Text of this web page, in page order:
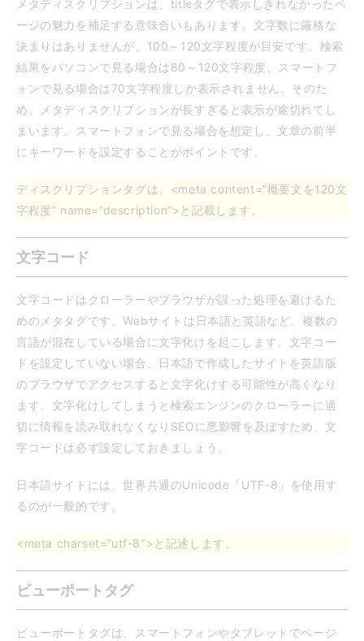
メタディスクリプションは、titleタグで表示しきれなかったペ
ージの魅力を補足する意味合いもあります。文字数に厳格な
決まりはありませんが、100～120文字程度が目安です。検索
結果をパソコンで見る場合は80～120文字程度、スマートフ
ォンで見る場合は70文字程度しか表示されません。そのた
め、メタディスクリプションが長すぎると表示が途切れてし
まいます。スマートフォンで見る場合を想定し、文章の前半
にキーワードを設定することがポイントです。
ディスクリプションタグは、<meta content=”概要文を120文
字程度” name=”description”>と記載します。
文字コード
文字コードはクローラーやブラウザが誤った処理を避けるた
めのメタタグです。Webサイトは日本語と英語など、複数の
言語が混在している場合に文字化けを起こします。文字コー
ドを設定していない場合、日本語で作成したサイトを英語版
のブラウザでアクセスすると文字化けする可能性が高くなり
ます。文字化けしてしまうと検索エンジンのクローラーに適
切に情報を読み取れなくなりSEOに悪影響を及ぼすため、文
字コードは必ず設定しておきましょう。
日本語サイトには、世界共通のUnicode「UTF-8」を使用す
るのが一般的です。
<meta charset=”utf-8″>と記述します。
ビューポートタグ
ビューポートタグは、スマートフォンやタブレットでページ